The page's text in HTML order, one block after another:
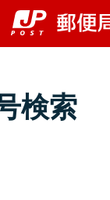
検索